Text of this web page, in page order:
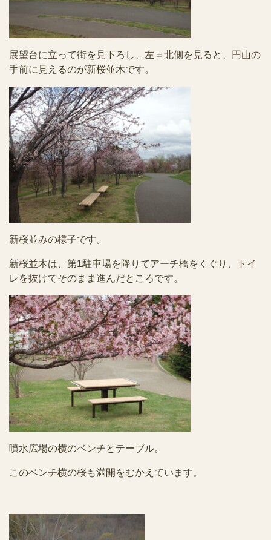
展望台に立って街を見下ろし、左＝北側を見ると、円山の
手前に見えるのが新桜並木です。
新桜並みの様子です。
新桜並木は、第1駐車場を降りてアーチ橋をくぐり、トイ
レを抜けてそのまま進んだところです。
噴水広場の横のベンチとテーブル。
このベンチ横の桜も満開をむかえています。